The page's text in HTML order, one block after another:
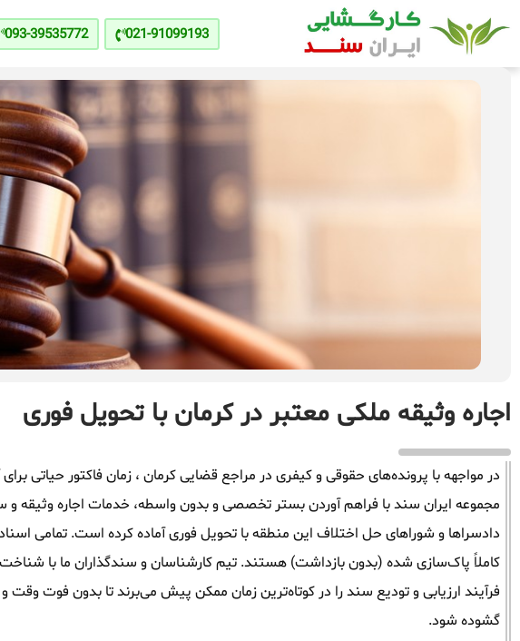
021-91099193
093-39535772
اجاره وثیقه ملکی معتبر در کرمان با تحویل فوری
در مواجهه با پرونده‌های حقوقی و کیفری در مراجع قضایی کرمان ، زمان فاکتور حیاتی
مجموعه ایران سند با فراهم آوردن بستر تخصصی و بدون واسطه، خدمات اجاره وثیقه و
دادسراها و شوراهای حل اختلاف این منطقه با تحویل فوری آماده کرده است. تمامی
کاملاً پاک‌سازی شده (بدون بازداشت) هستند. تیم کارشناسان و سندگذاران ما با
فرآیند ارزیابی و تودیع سند را در کوتاه‌ترین زمان ممکن پیش می‌برند تا بدون فوت وقت
گشوده شود.